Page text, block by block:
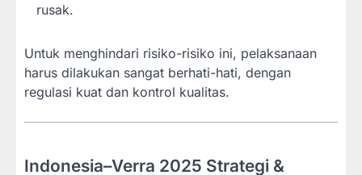
rusak.
Untuk menghindari risiko-risiko ini, pelaksanaan
harus dilakukan sangat berhati-hati, dengan
regulasi kuat dan kontrol kualitas.
Indonesia–Verra 2025 Strategi &